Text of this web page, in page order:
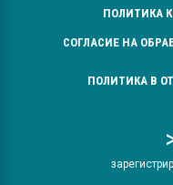
ПОЛИТИКА
СОГЛАСИЕ НА
ПОЛИТИКА В